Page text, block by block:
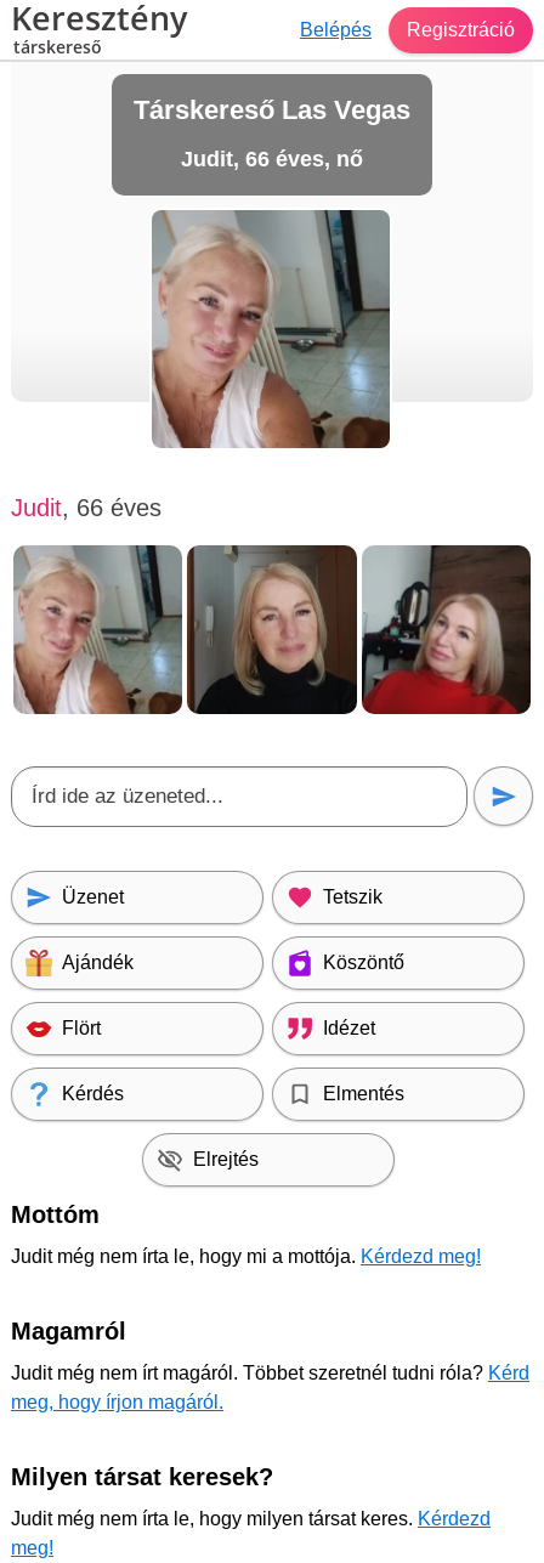
Keresztény
társkereső
Belépés Regisztráció
Társkereső Las Vegas
Judit, 66 éves, nő
Judit, 66 éves
Üzenet Tetszik
Ajándék Köszöntő
Flört Idézet
Kérdés Elmentés
Elrejtés
Mottóm
Judit még nem írta le, hogy mi a mottója. Kérdezd meg!
Magamról
Judit még nem írt magáról. Többet szeretnél tudni róla? Kérd
meg, hogy írjon magáról.
Milyen társat keresek?
Judit még nem írta le, hogy milyen társat keres. Kérdezd
meg!